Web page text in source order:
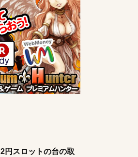
2円スロットの台の取